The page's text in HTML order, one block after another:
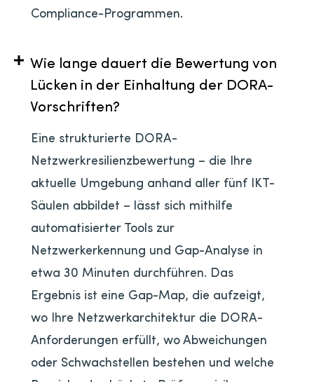
Compliance-Programmen.
Wie lange dauert die Bewertung von
Lücken in der Einhaltung der DORA-
Vorschriften?
Eine strukturierte DORA-
Netzwerkresilienzbewertung – die Ihre
aktuelle Umgebung anhand aller fünf IKT-
Säulen abbildet – lässt sich mithilfe
automatisierter Tools zur
Netzwerkerkennung und Gap-Analyse in
etwa 30 Minuten durchführen. Das
Ergebnis ist eine Gap-Map, die aufzeigt,
wo Ihre Netzwerkarchitektur die DORA-
Anforderungen erfüllt, wo Abweichungen
oder Schwachstellen bestehen und welche